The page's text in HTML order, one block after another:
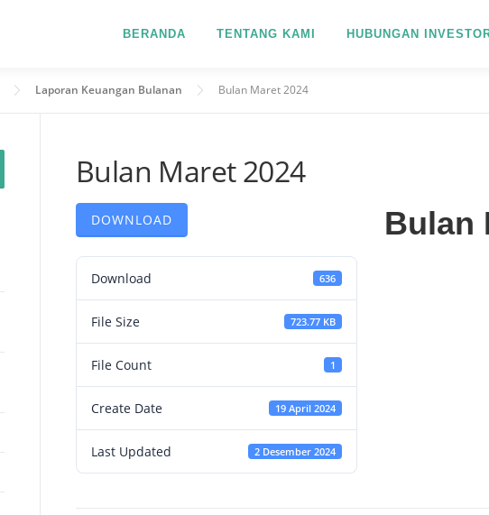
BERANDA TENTANG KAMI HUBUNGAN
Laporan Keuangan Bulanan Bulan Maret 2024
Bulan Maret 2024
DOWNLOAD
Download 636
File Size 723.77 KB
File Count 1
Create Date 19 April 2024
Last Updated 2 Desember 2024
Bulan